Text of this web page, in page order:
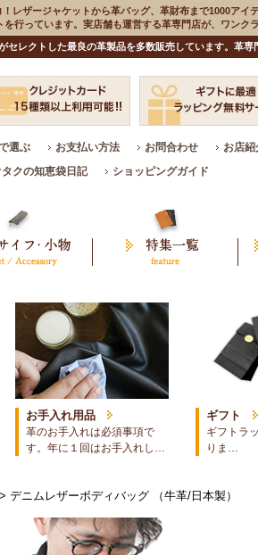
レザージャケットから革バッグ、革財布まで1000アイ
行っています。実店舗も運営する革専門店が、ワンク
レクトした最良の革製品を多数販売しています。革専
選ぶ お支払い方法 お問合わせ
お店紹
クの知恵袋日記
ショッピングガイド
お手入れ用品
革のお手入れは必須事項で
す。年に１回はお手入れし…
ギフト
ギフトラ
りま…
> デニムレザーボディバッグ （牛革/日本製）